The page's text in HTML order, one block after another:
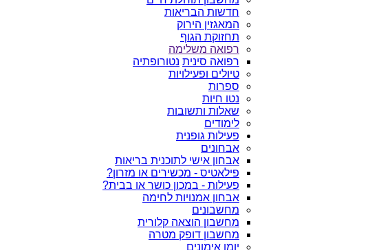
חדשות הבריאות
המאגזין הירוק
תחזוקת הגוף
רפואה משלימה
רפואה סינית נטורופתיה
טיולים ופעילויות
ספרות
נטו חיות
שאלות ותשובות
לימודים
פעילות גופנית
אבחונים
אבחון אישי לתוכנית בריאות
פילאטיס - מכשירים או מזרון?
פעילות - במכון כושר או בבית?
אבחון אמנויות לחימה
מחשבונים
מחשבון הוצאה קלורית
מחשבון דופק מטרה
יומן אימונים